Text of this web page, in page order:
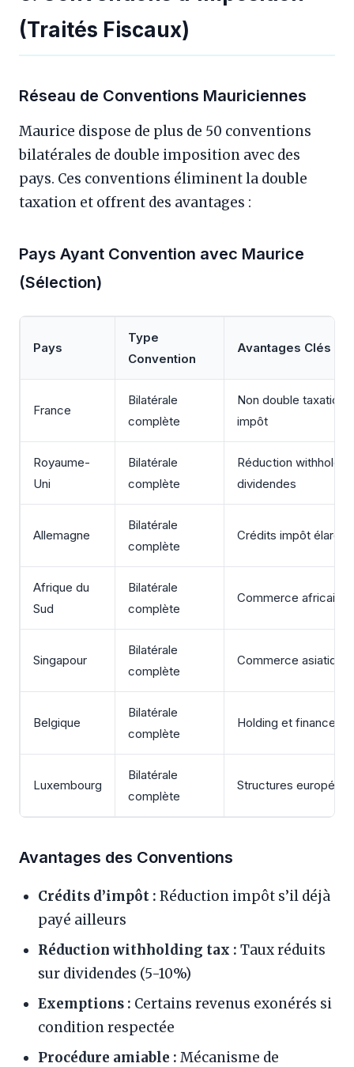
(Traités Fiscaux)
Réseau de Conventions Mauriciennes
Maurice dispose de plus de 50 conventions
bilatérales de double imposition avec des
pays. Ces conventions éliminent la double
taxation et offrent des avantages :
Pays Ayant Convention avec Maurice
(Sélection)
Pays
Type
Convention
Avantages Clés
France
Bilatérale
complète
Non double taxation,
impôt
Royaume-
Uni
Bilatérale
complète
Réduction
dividendes
Allemagne
Bilatérale
complète
Crédits impôt élargis
Afrique du
Sud
Bilatérale
complète
Commerce africain
Singapour
Bilatérale
complète
Commerce
Belgique
Bilatérale
complète
Holding et finance
Luxembourg
Bilatérale
complète
Structures
Avantages des Conventions
Crédits d’impôt : Réduction impôt s’il déjà
payé ailleurs
Réduction withholding tax : Taux réduits
sur dividendes (5-10%)
Exemptions : Certains revenus exonérés si
condition respectée
Procédure amiable : Mécanisme de